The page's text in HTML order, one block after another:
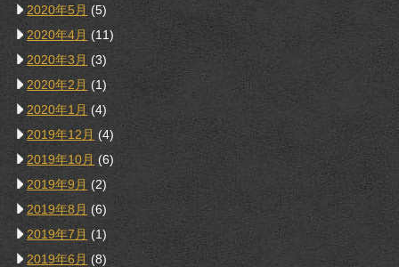
2020年5月 (5)
2020年4月 (11)
2020年3月 (3)
2020年2月 (1)
2020年1月 (4)
2019年12月 (4)
2019年10月 (6)
2019年9月 (2)
2019年8月 (6)
2019年7月 (1)
2019年6月 (8)